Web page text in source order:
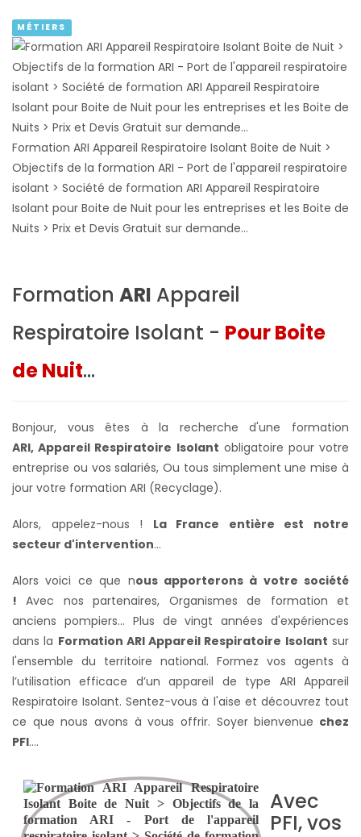
MÉTIERS
Formation ARI Appareil Respiratoire Isolant Boite de Nuit >
Objectifs de la formation ARI - Port de l'appareil respiratoire
isolant > Société de formation ARI Appareil Respiratoire
Isolant pour Boite de Nuit pour les entreprises et les Boite de
Nuits > Prix et Devis Gratuit sur demande...
Formation ARI Appareil
Respiratoire Isolant - Pour Boite
de Nuit...
Bonjour, vous êtes à la recherche d'une formation
ARI, Appareil Respiratoire Isolant obligatoire pour votre
entreprise ou vos salariés,Ou tous simplement une mise à
jour votre formation ARI (Recyclage).
Alors, appelez-nous ! La France entière est notre
secteur d'intervention...
Alors voici ce que nous apporterons à votre société
! Avec nos partenaires, Organismes de formation et
anciens pompiers... Plus de vingt années d'expériences
dans la Formation ARI Appareil Respiratoire Isolant sur
l'ensemble du territoire national. Formez vos agents à
l’utilisation efficace d’un appareil de type ARI Appareil
Respiratoire Isolant. Sentez-vous à l'aise et découvrez tout
ce que nous avons à vous offrir. Soyer bienvenue chez
PFI….
Avec
PFI, vos